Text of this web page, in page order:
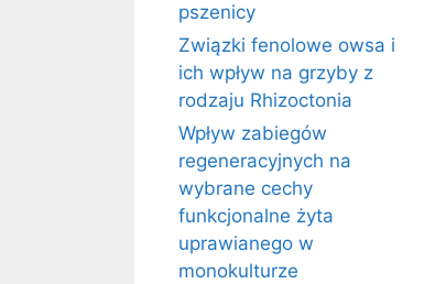
pszenicy
Związki fenolowe owsa i
ich wpływ na grzyby z
rodzaju Rhizoctonia
Wpływ zabiegów
regeneracyjnych na
wybrane cechy
funkcjonalne żyta
uprawianego w
monokulturze